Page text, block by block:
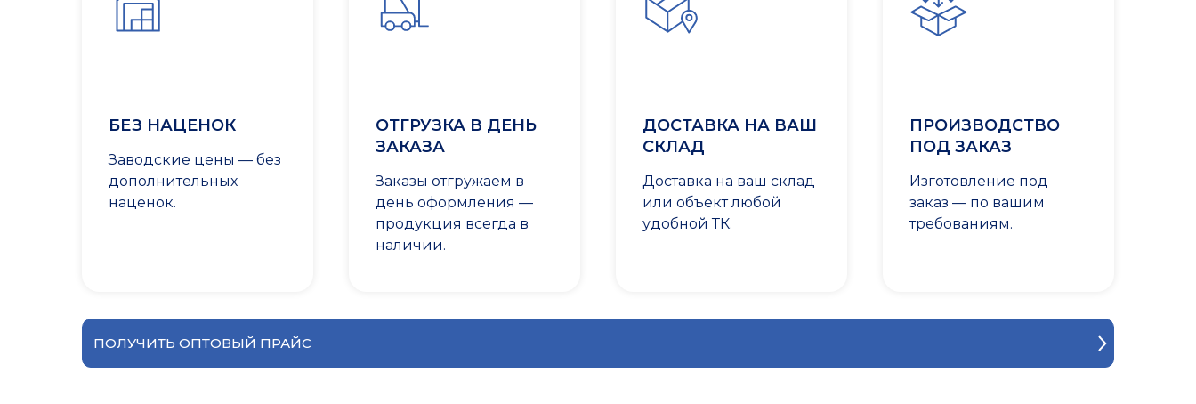
БЕЗ НАЦЕНОК
Заводские цены — без
дополнительных
наценок.
ОТГРУЗКА В ДЕНЬ
ЗАКАЗА
Заказы отгружаем в
день оформления —
продукция всегда в
наличии.
ДОСТАВКА НА ВАШ
СКЛАД
Доставка на ваш склад
или объект любой
удобной ТК.
ПРОИЗВОДСТВО
ПОД ЗАКАЗ
Изготовление под
заказ — по вашим
требованиям.
ПОЛУЧИТЬ ОПТОВЫЙ ПРАЙС